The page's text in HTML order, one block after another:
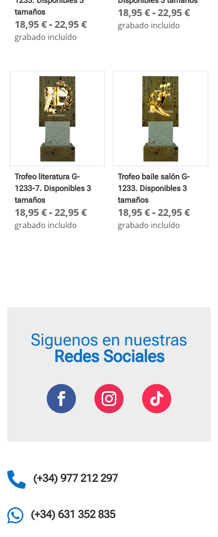
tamaños
18,95€-22,95€Rango
18,95 €
grabado incluído
18,95€-22,95€
hasta
grabado incluído
Trofeo literatura G-
1233-7. Disponibles 3
tamaños
18,95€-22,95€Rango
grabado incluído
Trofeo baile salón G-
1233. Disponibles 3
tamaños
18,95€-22,95€
grabado incluído
Siguenos en nuestras
Redes Sociales
 (+34) 977 212 297
 (+34) 631 352 835